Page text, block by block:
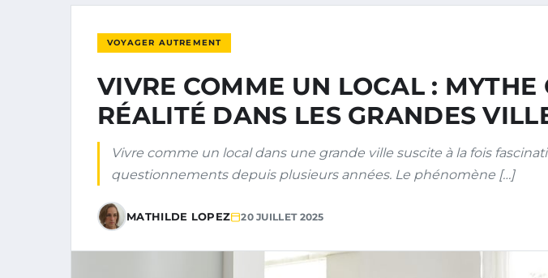
VOYAGER AUTREMENT
VIVRE COMME UN LOCAL : MYTHE
RÉALITÉ DANS LES GRANDES
Vivre comme un local dans une grande ville suscite à la fois
questionnements depuis plusieurs années. Le phénomène […]
MATHILDE LOPEZ 20 JUILLET 2025